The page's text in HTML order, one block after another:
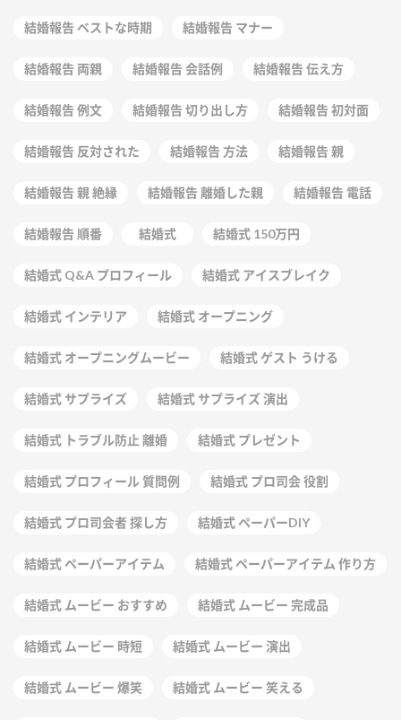
結婚報告 ベストな時期 結婚報告 マナー
結婚報告 両親 結婚報告 会話例 結婚報告 伝え方
結婚報告 例文 結婚報告 切り出し方 結婚報告 初対面
結婚報告 反対された 結婚報告 方法 結婚報告 親
結婚報告 親 絶縁 結婚報告 離婚した親 結婚報告 電話
結婚報告 順番 結婚式 結婚式 150万円
結婚式 Q&A プロフィール 結婚式 アイスブレイク
結婚式 インテリア 結婚式 オープニング
結婚式 オープニングムービー 結婚式 ゲスト うける
結婚式 サプライズ 結婚式 サプライズ 演出
結婚式 トラブル防止 離婚 結婚式 プレゼント
結婚式 プロフィール 質問例 結婚式 プロ司会 役割
結婚式 プロ司会者 探し方 結婚式 ペーパーDIY
結婚式 ペーパーアイテム 結婚式 ペーパーアイテム 作り方
結婚式 ムービー おすすめ 結婚式 ムービー 完成品
結婚式 ムービー 時短 結婚式 ムービー 演出
結婚式 ムービー 爆笑 結婚式 ムービー 笑える